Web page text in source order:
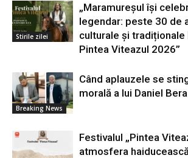
Stirile zilei
„Maramureșul își
legendar: peste 30 de
culturale și tradiționale
Pintea Viteazul 2026”
Breaking News
Când aplauzele se
morală a lui Daniel Bera
Festivalul „Pintea
atmosfera